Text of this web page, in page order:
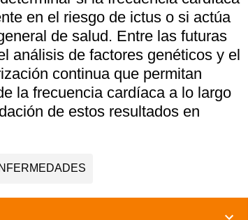
en el riesgo de ictus o si actúa
de salud. Entre las futuras
análisis de factores genéticos y el
continua que permitan
la frecuencia cardíaca a lo largo
de estos resultados en